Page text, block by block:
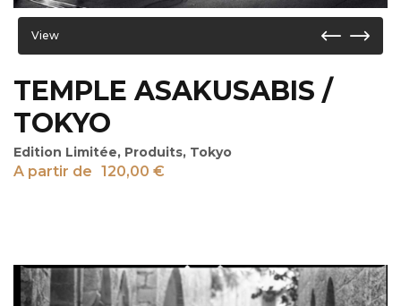
View
TEMPLE ASAKUSABIS /
TOKYO
Edition Limitée, Produits, Tokyo
A partir de 120,00 €